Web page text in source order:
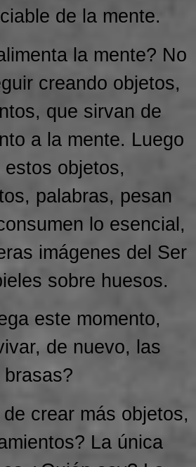
de la mente.
la mente? No
creando objetos,
que sirvan de
a la mente. Luego
estos objetos,
palabras, pesan
lo esencial,
imágenes del Ser
sobre huesos.
este momento,
de nuevo, las
brasas?
crear más objetos,
La única